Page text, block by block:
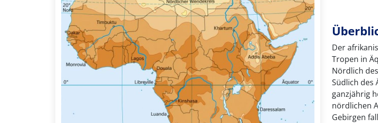
Der
Tropen in
Nördlich
Südlich des
ganzjährig
nördlichen
Gebirgen